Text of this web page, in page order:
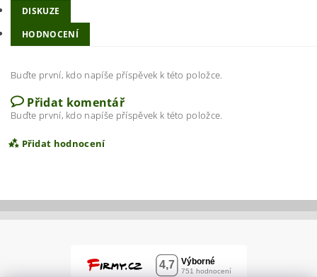
DISKUZE
HODNOCENÍ
Buďte první, kdo napíše příspěvek k této položce.
Přidat komentář
Buďte první, kdo napíše příspěvek k této položce.
Přidat hodnocení